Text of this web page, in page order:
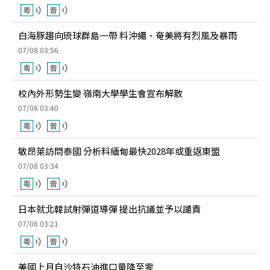
白海豚趨向琉球群島一帶 料沖繩、奄美將有烈風及暴雨
07/08 03:56
校內外形勢生變 嶺南大學學生會宣布解散
07/08 03:40
敏昂萊訪問泰國 分析料緬甸最快2028年或重返東盟
07/08 03:34
日本就北韓試射彈道導彈 提出抗議並予以譴責
07/08 03:21
美國上月自沙特石油進口量降至零